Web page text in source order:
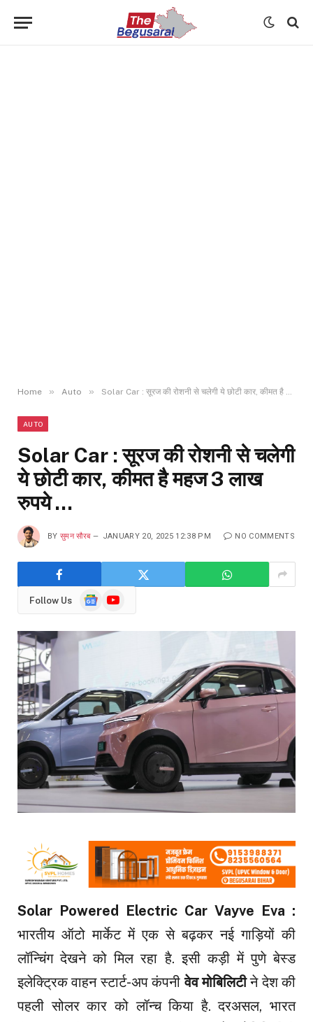
Home » Auto » Solar Car : सूरज की रोशनी से चलेगी ये छोटी कार, कीमत है महज 3 लाख रुपये …
AUTO
Solar Car : सूरज की रोशनी से चलेगी
ये छोटी कार, कीमत है महज 3 लाख
रुपये …
BY सुमन सौरब JANUARY 20, 2025 12:38 PM NO COMMENTS
Follow Us
GoogleYouTube
Solar Powered Electric Car Vayve Eva :
भारतीय ऑटो मार्केट में एक से बढ़कर नई गाड़ियों की
लॉन्चिंग देखने को मिल रहा है. इसी कड़ी में पुणे बेस्ड
इलेक्ट्रिक वाहन स्टार्ट-अप कंपनीवेव मोबिलिटीने देश की
पहली सोलर कार को लॉन्च किया है. दरअसल, भारत